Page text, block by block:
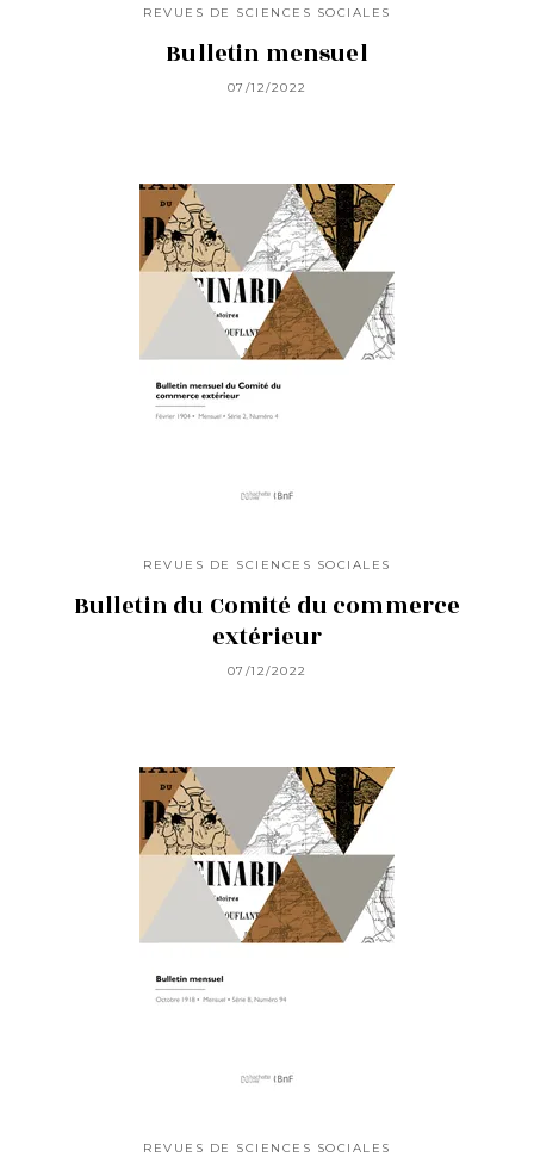
REVUES DE SCIENCES SOCIALES
Bulletin mensuel
07/12/2022
REVUES DE SCIENCES SOCIALES
Bulletin du Comité du commerce
extérieur
07/12/2022
REVUES DE SCIENCES SOCIALES